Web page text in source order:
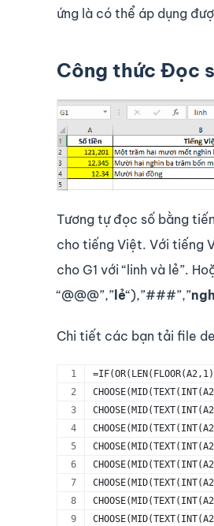
ứng là có thể áp dụng
Công thức Đọc
Tương tự đọc số bằng
cho tiếng Việt. Với tiếng
cho G1 với “linh và lẻ”.
“@@@”,”lẻ“),”###”,”
Chi tiết các bạn tải file